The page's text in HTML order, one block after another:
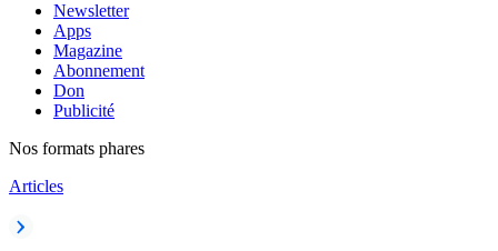
Newsletter
Apps
Magazine
Abonnement
Don
Publicité
Nos formats phares
Articles